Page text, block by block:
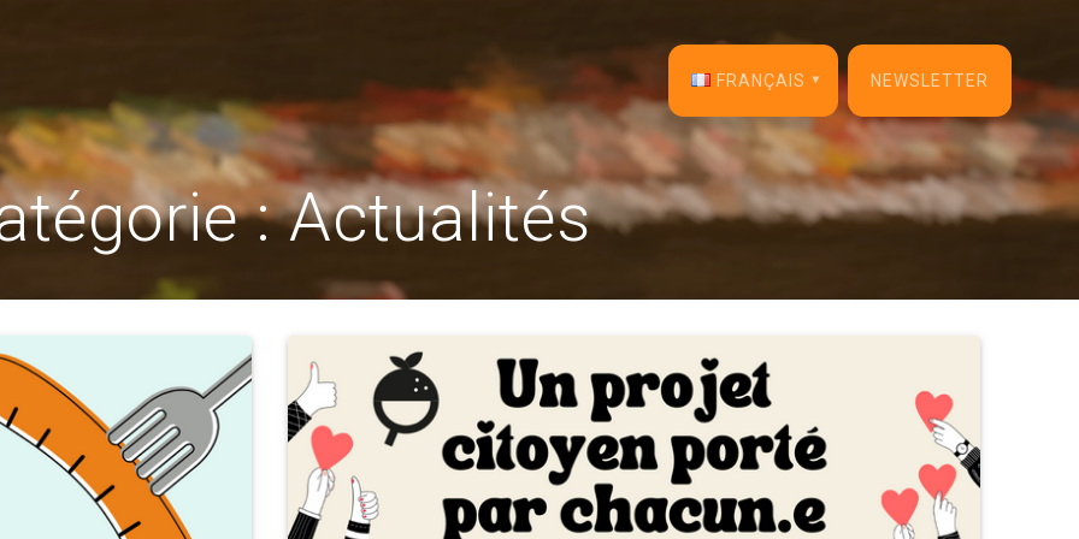
FRANÇAIS
English
Français
Deutsch
Italiano
Dansk
Português
NEWSLETTER
:Actualités